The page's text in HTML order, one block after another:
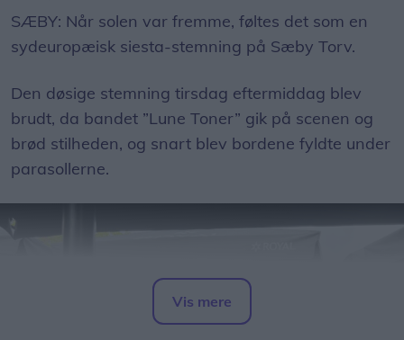
spærret af ved nogle af trampolinerne og ved
legehusene, siger Sara Løvschall Grøntved.
SÆBY: Når solen var fremme, føltes det som en
sydeuropæisk siesta-stemning på Sæby Torv.
Den døsige stemning tirsdag eftermiddag blev
brudt, da bandet ”Lune Toner” gik på scenen og
brød stilheden, og snart blev bordene fyldte under
parasollerne.
Vis mere